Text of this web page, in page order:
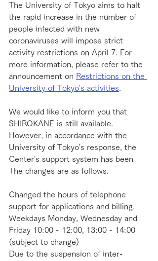
The University of Tokyo aims to halt
the rapid increase in the number of
people infected with new
coronaviruses will impose strict
activity restrictions on April 7. For
more information, please refer to the
announcement on ​ Restrictions on the
University of Tokyo's activities
We would like to inform you that
SHIROKANE is still available.
However, in accordance with the
University of Tokyo's response, the
Center's support system has been
The changes are as follows.
Changed the hours of telephone
support for applications and billing.
Weekdays Monday, Wednesday and
Friday 10:00 - 12:00, 13:00 - 14:00
(subject to change)
Due to the suspension of inter-